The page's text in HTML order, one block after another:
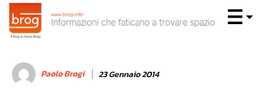
Paolo Brogi 23 Gennaio 2014